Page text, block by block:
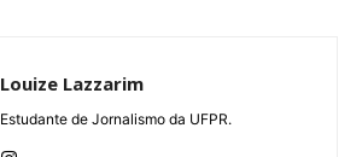
Louize Lazzarim
Estudante de Jornalismo da UFPR.